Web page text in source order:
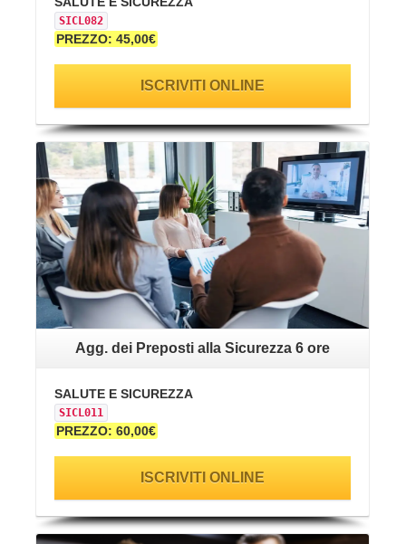
SICL082
PREZZO: 45,00€
ISCRIVITI ONLINE
VAI ALLA SCHEDA
Agg. dei Preposti alla Sicurezza 6 ore
SALUTE E SICUREZZA
SICL011
PREZZO: 60,00€
ISCRIVITI ONLINE